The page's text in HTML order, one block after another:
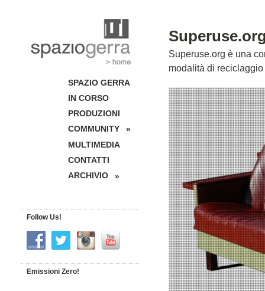
Superuse.org è una
modalità di reciclaggio
SPAZIO GERRA
IN CORSO
PRODUZIONI
COMMUNITY
»
MULTIMEDIA
CONTATTI
ARCHIVIO
»
Follow Us!
Emissioni Zero!